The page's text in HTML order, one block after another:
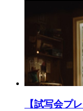
【試写会プ